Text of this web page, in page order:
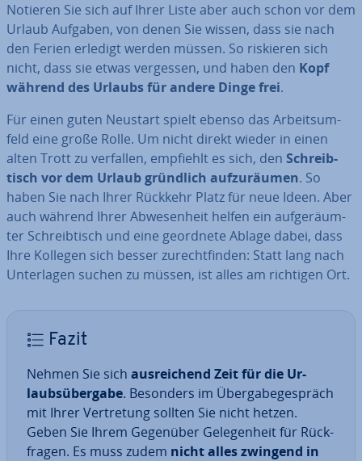
Notieren Sie sich auf Ihrer Liste aber auch schon vor dem
Urlaub Aufgaben, von denen Sie wissen, dass sie nach
den Ferien erledigt werden müssen. So riskieren sich
nicht, dass sie etwas vergessen, und haben den Kopf
während des Urlaubs für andere Dinge frei.
Für einen guten Neustart spielt ebenso das Ar­beits­um­
feld eine große Rolle. Um nicht direkt wieder in einen
alten Trott zu verfallen, empfiehlt es sich, den Schreib­
tisch vor dem Urlaub gründlich auf­zu­räu­men. So
haben Sie nach Ihrer Rückkehr Platz für neue Ideen. Aber
auch während Ihrer Ab­we­sen­heit helfen ein auf­ge­räum­
ter Schreib­tisch und eine geordnete Ablage dabei, dass
Ihre Kollegen sich besser zu­recht­fin­den: Statt lang nach
Un­ter­la­gen suchen zu müssen, ist alles am richtigen Ort.
Fazit
Nehmen Sie sich aus­rei­chend Zeit für die Ur­
laubs­über­ga­be. Besonders im Über­ga­be­ge­spräch
mit Ihrer Ver­tre­tung sollten Sie nicht hetzen.
Geben Sie Ihrem Gegenüber Ge­le­gen­heit für Rück­
fra­gen. Es muss zudem nicht alles zwingend in